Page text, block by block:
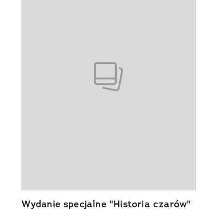
Wydanie specjalne "Historia czarów"